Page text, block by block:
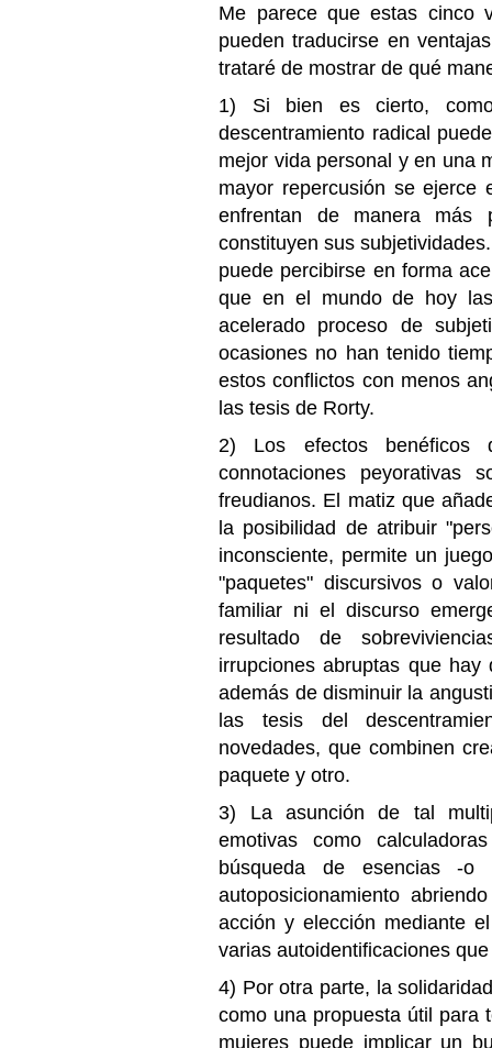
Me parece que estas cinco
pueden traducirse en
trataré de mostrar de qué
1) Si bien es cierto,
descentramiento radical
mejor vida personal y en una
mayor repercusión se ejerce
enfrentan de manera más
constituyen sus
puede percibirse en forma
que en el mundo de hoy
acelerado proceso de
ocasiones no han tenido
estos conflictos con menos
las tesis de Rorty.
2) Los efectos benéficos
connotaciones peyorativas
freudianos. El matiz que
la posibilidad de atribuir
inconsciente, permite un
"paquetes" discursivos o
familiar ni el discurso
resultado de
irrupciones abruptas que
además de disminuir la
las tesis del
novedades, que combinen
paquete y otro.
3) La asunción de tal
emotivas como
búsqueda de esencias -
autoposicionamiento
acción y elección mediante
varias autoidentificaciones
4) Por otra parte, la
como una propuesta útil para
mujeres puede implicar un